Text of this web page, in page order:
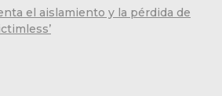
el aislamiento y la pérdida de